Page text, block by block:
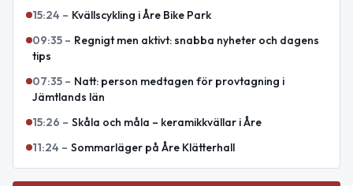
15:24 – Kvällscykling i Åre Bike Park
09:35 – Regnigt men aktivt: snabba nyheter och dagens
tips
07:35 – Natt: person medtagen för provtagning i
Jämtlands län
15:26 – Skåla och måla – keramikkvällar i Åre
11:24 – Sommarläger på Åre Klätterhall